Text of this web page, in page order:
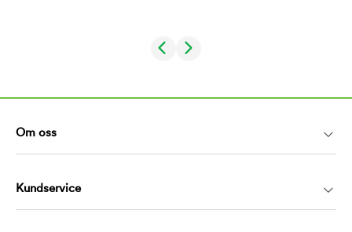
Om oss
Kundservice